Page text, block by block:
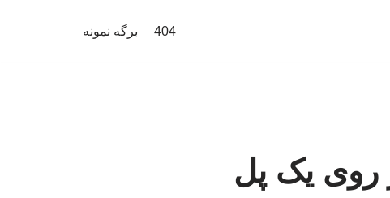
404 برگه نمونه
روی یک پل